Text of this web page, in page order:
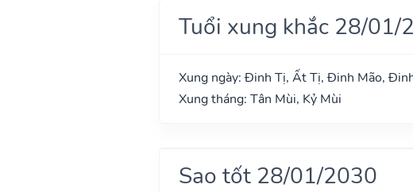
Tuổi xung khắc 28/01/
Xung ngày: Đinh Tị, Ất Tị, Đinh Mão,
Xung tháng: Tân Mùi, Kỷ Mùi
Sao tốt 28/01/2030